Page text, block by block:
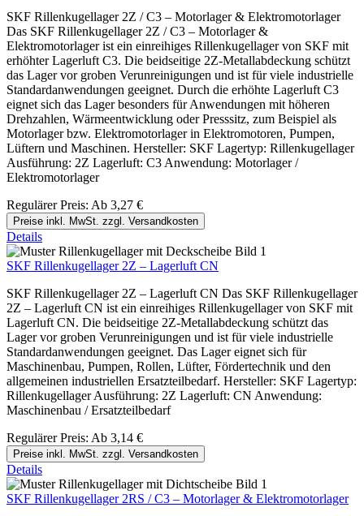
SKF Rillenkugellager 2Z / C3 – Motorlager & Elektromotorlager
Das SKF Rillenkugellager 2Z / C3 – Motorlager &
Elektromotorlager ist ein einreihiges Rillenkugellager von SKF mit
erhöhter Lagerluft C3. Die beidseitige 2Z-Metallabdeckung schützt
das Lager vor groben Verunreinigungen und ist für viele industrielle
Standardanwendungen geeignet. Durch die erhöhte Lagerluft C3
eignet sich das Lager besonders für Anwendungen mit höheren
Drehzahlen, Wärmeentwicklung oder Presssitz, zum Beispiel als
Motorlager bzw. Elektromotorlager in Elektromotoren, Pumpen,
Lüftern und Maschinen. Hersteller: SKF Lagertyp: Rillenkugellager
Ausführung: 2Z Lagerluft: C3 Anwendung: Motorlager /
Elektromotorlager
Regulärer Preis: Ab 3,27 €
Preise inkl. MwSt. zzgl. Versandkosten
Details
SKF Rillenkugellager 2Z – Lagerluft CN
SKF Rillenkugellager 2Z – Lagerluft CN Das SKF Rillenkugellager
2Z – Lagerluft CN ist ein einreihiges Rillenkugellager von SKF mit
Lagerluft CN. Die beidseitige 2Z-Metallabdeckung schützt das
Lager vor groben Verunreinigungen und ist für viele industrielle
Standardanwendungen geeignet. Das Lager eignet sich für
Maschinenbau, Pumpen, Rollen, Lüfter, Fördertechnik und den
allgemeinen industriellen Ersatzteilbedarf. Hersteller: SKF Lagertyp:
Rillenkugellager Ausführung: 2Z Lagerluft: CN Anwendung:
Maschinenbau / Ersatzteilbedarf
Regulärer Preis: Ab 3,14 €
Preise inkl. MwSt. zzgl. Versandkosten
Details
SKF Rillenkugellager 2RS / C3 – Motorlager & Elektromotorlager